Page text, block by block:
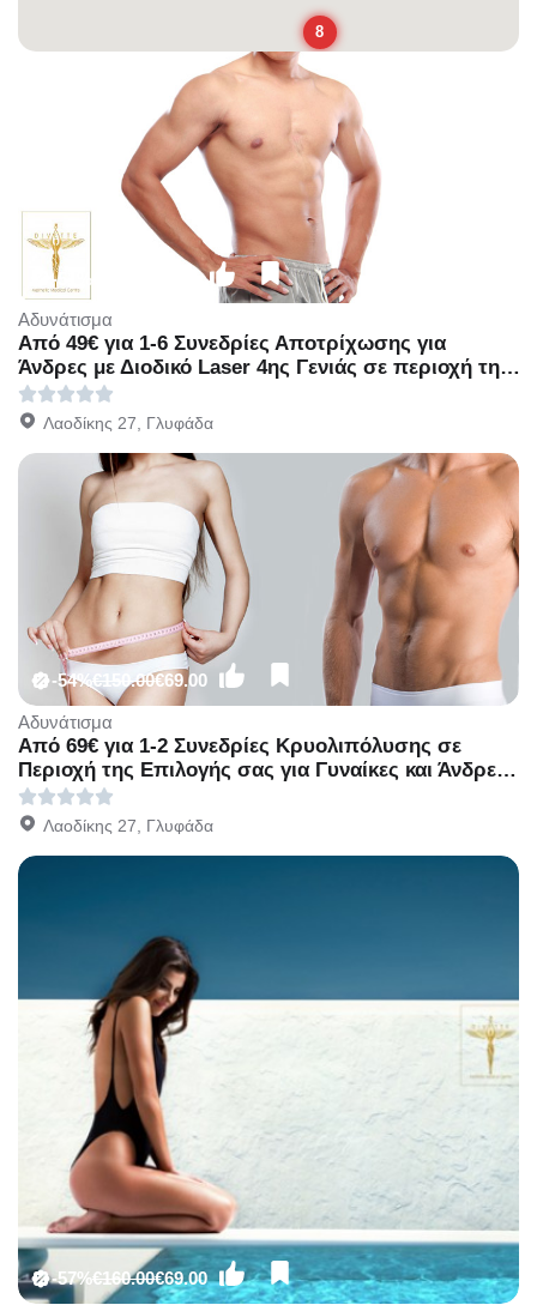
8
-51%
Αδυνάτισμα
Από 49€ για 1-6 Συνεδρίες Αποτρίχωσης για
Άνδρες με Διοδικό Laser 4ης Γενιάς σε περιοχή της
επιλογής σας, στον πολυχώρο του Divette
Aesthetic Medical Centre στην Γλυφάδα.
Λαοδίκης 27, Γλυφάδα
-54%€150.00€69.00
Αδυνάτισμα
Από 69€ για 1-2 Συνεδρίες Κρυολιπόλυσης σε
Περιοχή της Επιλογής σας για Γυναίκες και Άνδρες,
στον πολυχώρο του Divette Aesthetic Medical
Centre στην Γλυφάδα.
Λαοδίκης 27, Γλυφάδα
-57%€160.00€69.00